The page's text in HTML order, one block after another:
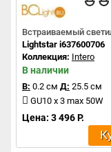
Встраиваемый
Lightstar i637600706
Коллекция: Intero
В наличии
В: 0.2 см Д: 25.5 см
GU10 x 3 max 50W
Цена: 3 496 Р.